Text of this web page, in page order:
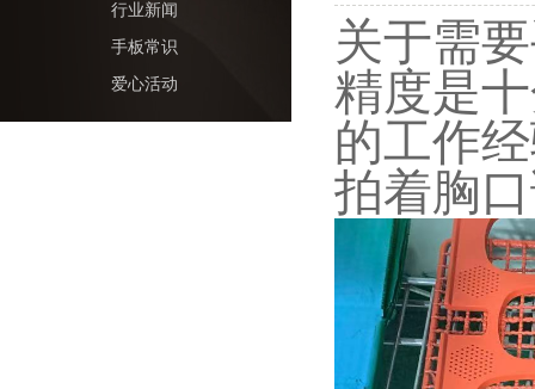
关于需
精度是
的工作
拍着胸
行业新闻
手板常识
爱心活动